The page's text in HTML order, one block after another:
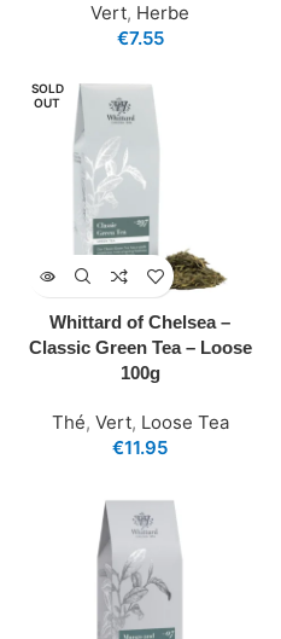
Vert, Herbe
€7.55
SOLD
OUT
Whittard of Chelsea –
Classic Green Tea – Loose
100g
Thé, Vert, Loose Tea
€11.95